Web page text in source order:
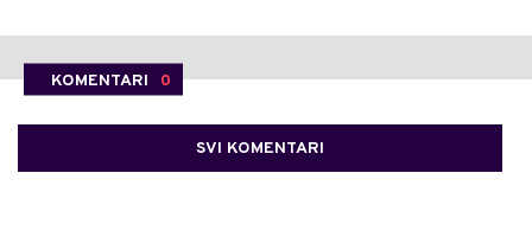
KOMENTARI 0
SVI KOMENTARI